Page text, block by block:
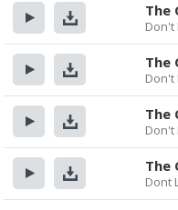
Прослушать
Скачать
The
Don't
Прослушать
Скачать
The
Don't
Прослушать
Скачать
The
Don't
Прослушать
Скачать
The
Dont